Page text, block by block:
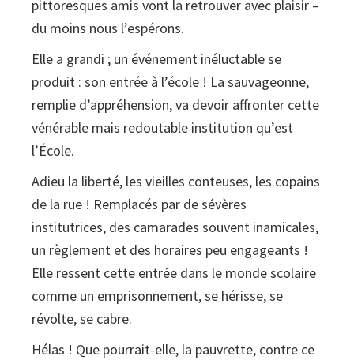
pittoresques amis vont la retrouver avec plaisir –
du moins nous l’espérons.
Elle a grandi ; un événement inéluctable se
produit : son entrée à l’école ! La sauvageonne,
remplie d’appréhension, va devoir affronter cette
vénérable mais redoutable institution qu’est
l’École.
Adieu la liberté, les vieilles conteuses, les copains
de la rue ! Remplacés par de sévères
institutrices, des camarades souvent inamicales,
un règlement et des horaires peu engageants !
Elle ressent cette entrée dans le monde scolaire
comme un emprisonnement, se hérisse, se
révolte, se cabre.
Hélas ! Que pourrait-elle, la pauvrette, contre ce